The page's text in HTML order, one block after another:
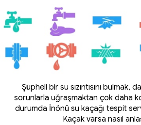
Şüpheli bir su sızıntısını bulmak,
sorunlarla uğraşmaktan çok daha
durumda İnönü su kaçağı tespit
Kaçak varsa nasıl